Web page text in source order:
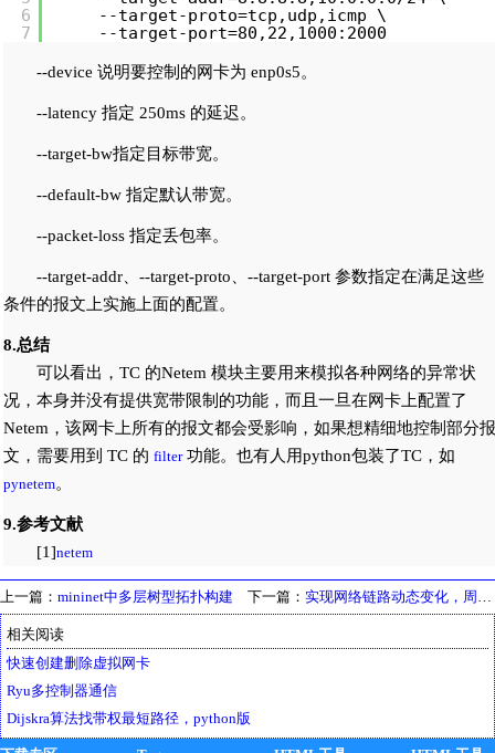
6
7
--target-proto=tcp,udp,icmp \
--target-port=80,22,1000:2000
--device 说明要控制的网卡为 enp0s5。
--latency 指定 250ms 的延迟。
--target-bw指定目标带宽。
--default-bw 指定默认带宽。
--packet-loss 指定丢包率。
--target-addr、--target-proto、--target-port 参数指定在满足这些
条件的报文上实施上面的配置。
8.总结
可以看出，TC 的Netem 模块主要用来模拟各种网络的异常状
况，本身并没有提供宽带限制的功能，而且一旦在网卡上配置了
Netem，该网卡上所有的报文都会受影响，如果想精细地控制部分报
文，需要用到 TC 的 filter功能。也有人用python包装了TC，如
pynetem。
9.参考文献
[1]netem
上一篇： mininet中多层树型拓扑构建 下一篇： 实现网络链路动态变化，周期性变化带宽与时延等
相关阅读
快速创建删除虚拟网卡
Ryu多控制器通信
Dijskra算法找带权最短路径，python版